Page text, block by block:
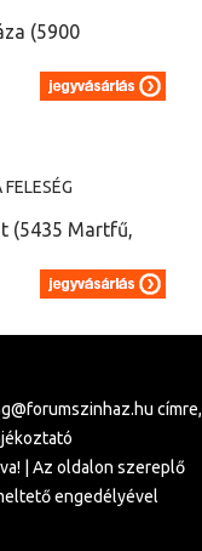
(5900
(5435 Martfű,
címre,
| Az oldalon szereplő
engedélyével